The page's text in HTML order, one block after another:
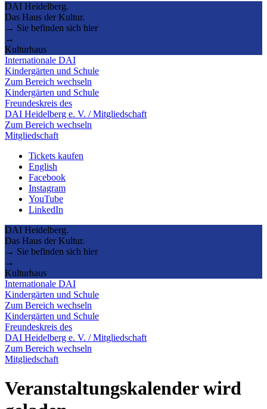
DAI Heidelberg.
Das Haus der Kultur.
→ Sie befinden sich hier
→
Kulturhaus
Internationale DAI
Kindergärten und Schule
Zum Bereich wechseln
Kindergärten und Schule
Freundeskreis des
DAI Heidelberg e. V. / Mitgliedschaft
Zum Bereich wechseln
Mitgliedschaft
Tickets kaufen
English
Facebook
Instagram
YouTube
LinkedIn
DAI Heidelberg.
Das Haus der Kultur.
→ Sie befinden sich hier
→
Kulturhaus
Internationale DAI
Kindergärten und Schule
Zum Bereich wechseln
Kindergärten und Schule
Freundeskreis des
DAI Heidelberg e. V. / Mitgliedschaft
Zum Bereich wechseln
Mitgliedschaft
Veranstaltungskalender wird